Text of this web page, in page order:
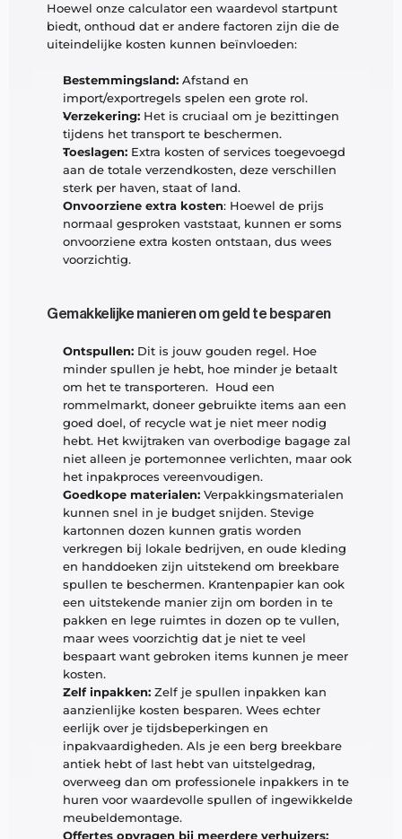
Hoewel onze calculator een waardevol startpunt
biedt, onthoud dat er andere factoren zijn die de
uiteindelijke kosten kunnen beïnvloeden:
Bestemmingsland: Afstand en
import/exportregels spelen een grote rol.
Verzekering: Het is cruciaal om je bezittingen
tijdens het transport te beschermen.
Toeslagen: Extra kosten of services toegevoegd
aan de totale verzendkosten, deze verschillen
sterk per haven, staat of land.
Onvoorziene extra kosten: Hoewel de prijs
normaal gesproken vaststaat, kunnen er soms
onvoorziene extra kosten ontstaan, dus wees
voorzichtig.
Gemakkelijke manieren om geld te besparen
Ontspullen: Dit is jouw gouden regel. Hoe
minder spullen je hebt, hoe minder je betaalt
om het te transporteren.  Houd een
rommelmarkt, doneer gebruikte items aan een
goed doel, of recycle wat je niet meer nodig
hebt. Het kwijtraken van overbodige bagage zal
niet alleen je portemonnee verlichten, maar ook
het inpakproces vereenvoudigen.
Goedkope materialen: Verpakkingsmaterialen
kunnen snel in je budget snijden. Stevige
kartonnen dozen kunnen gratis worden
verkregen bij lokale bedrijven, en oude kleding
en handdoeken zijn uitstekend om breekbare
spullen te beschermen. Krantenpapier kan ook
een uitstekende manier zijn om borden in te
pakken en lege ruimtes in dozen op te vullen,
maar wees voorzichtig dat je niet te veel
bespaart want gebroken items kunnen je meer
kosten.
Zelf inpakken: Zelf je spullen inpakken kan
aanzienlijke kosten besparen. Wees echter
eerlijk over je tijdsbeperkingen en
inpakvaardigheden. Als je een berg breekbare
antiek hebt of last hebt van uitstelgedrag,
overweeg dan om professionele inpakkers in te
huren voor waardevolle spullen of ingewikkelde
meubeldemontage.
Offertes opvragen bij meerdere verhuizers: